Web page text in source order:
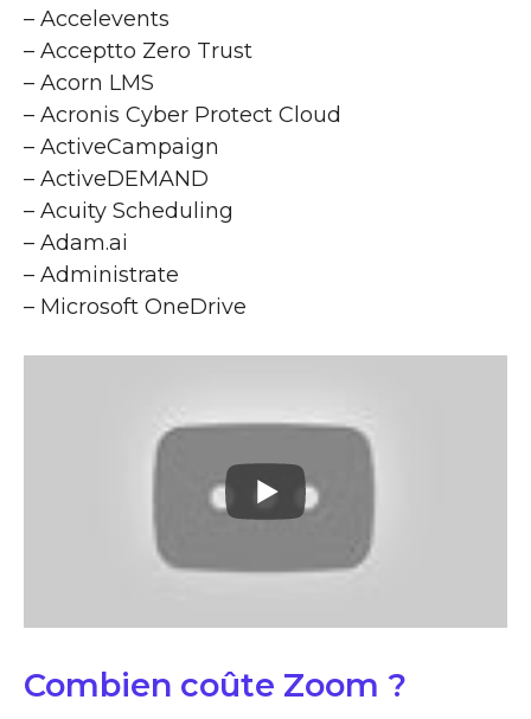
– Accelevents
– Acceptto Zero Trust
– Acorn LMS
– Acronis Cyber Protect Cloud
– ActiveCampaign
– ActiveDEMAND
– Acuity Scheduling
– Adam.ai
– Administrate
– Microsoft OneDrive
Combien coûte Zoom ?